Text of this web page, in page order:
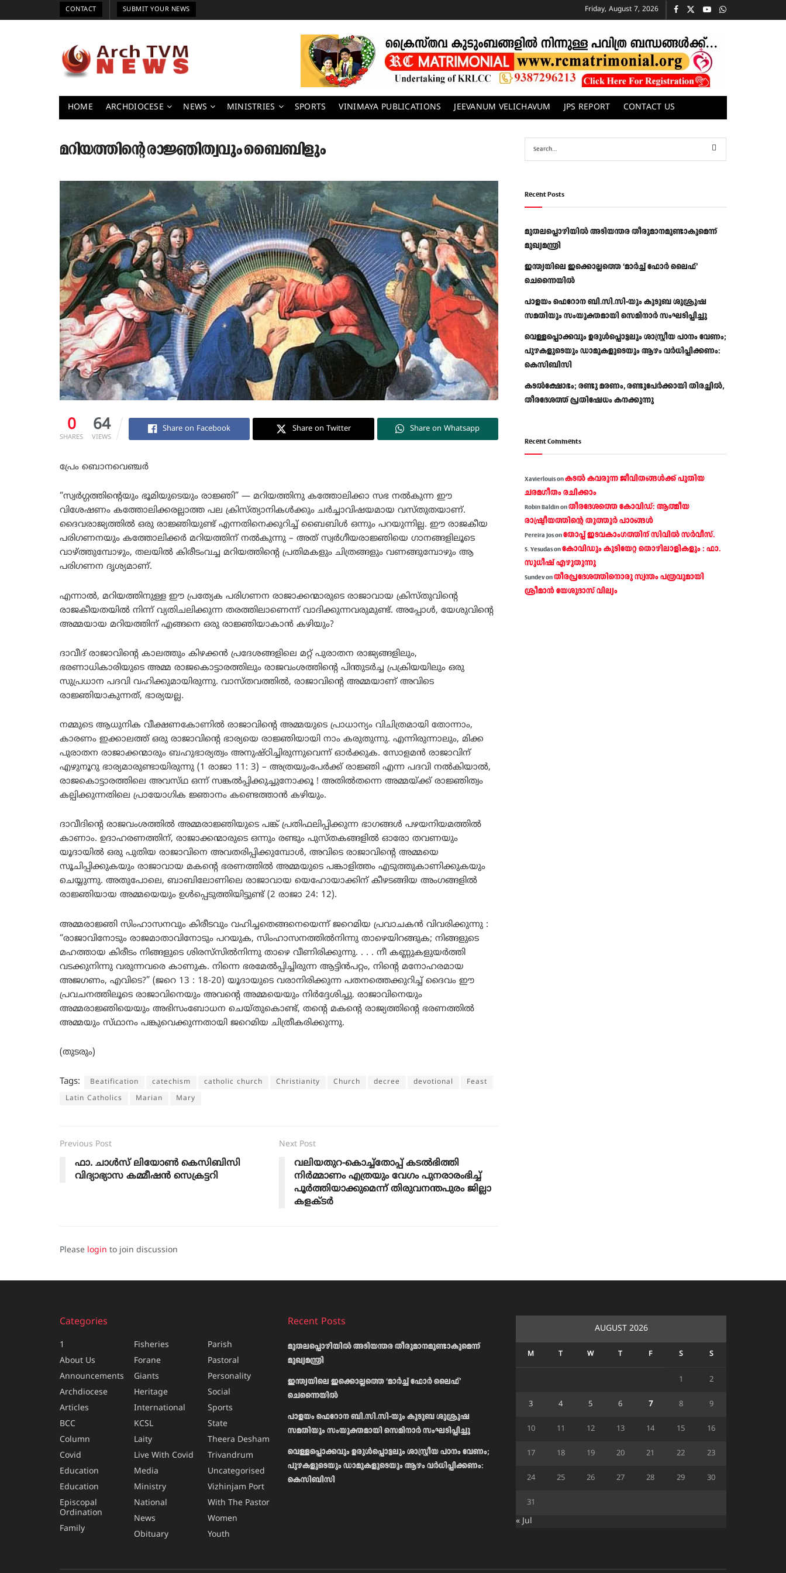
CONTACT SUBMIT YOUR NEWS Friday, August 7, 2026
HOME ARCHDIOCESE NEWS MINISTRIES SPORTS VINIMAYA PUBLICATIONS JEEVANUM VELICHAVUM JPS REPORT CONTACT US
മറിയത്തിന്റെ രാജ്ഞിത്വവും ബൈബിളും
0
SHARES
64
VIEWS
Share on Facebook Share on Twitter Share on Whatsapp
പ്രേം ബൊനവെഞ്ചർ
“സ്വർഗ്ഗത്തിന്റെയും ഭൂമിയുടെയും രാജ്ഞി” — മറിയത്തിനു കത്തോലിക്കാ സഭ നൽകുന്ന ഈ
വിശേഷണം കത്തോലിക്കരല്ലാത്ത പല ക്രിസ്ത്യാനികൾക്കും ചർച്ചാവിഷയമായ വസ്തുതയാണ്.
ദൈവരാജ്യത്തിൽ ഒരു രാജ്ഞിയുണ്ട് എന്നതിനെക്കുറിച്ച് ബൈബിൾ ഒന്നും പറയുന്നില്ല. ഈ രാജകീയ
പരിഗണനയും കത്തോലിക്കർ മറിയത്തിന് നൽകുന്നു – അത് സ്വർഗീയരാജ്ഞിയെ ഗാനങ്ങളിലൂടെ
വാഴ്ത്തുമ്പോഴും, തലയിൽ കിരീടംവച്ച മറിയത്തിന്റെ പ്രതിമകളും ചിത്രങ്ങളും വണങ്ങുമ്പോഴും ആ
പരിഗണന ദൃശ്യമാണ്.
എന്നാൽ, മറിയത്തിനുള്ള ഈ പ്രത്യേക പരിഗണന രാജാക്കന്മാരുടെ രാജാവായ ക്രിസ്തുവിന്റെ
രാജകീയതയിൽ നിന്ന് വ്യതിചലിക്കുന്ന തരത്തിലാണെന്ന് വാദിക്കുന്നവരുമുണ്ട്. അപ്പോൾ, യേശുവിന്റെ
അമ്മയായ മറിയത്തിന് എങ്ങനെ ഒരു രാജ്ഞിയാകാൻ കഴിയും?
ദാവീദ്‌ രാജാവിന്റെ കാലത്തും കിഴക്കൻ പ്രദേശങ്ങളിലെ മറ്റ് പുരാതന രാജ്യങ്ങളിലും,
ഭരണാധികാരിയുടെ അമ്മ രാജകൊട്ടാരത്തിലും രാജവംശത്തിന്റെ പിന്തുടർച്ച പ്രക്രിയയിലും ഒരു
സുപ്രധാന പദവി വഹിക്കുമായിരുന്നു. വാസ്തവത്തിൽ, രാജാവിന്റെ അമ്മയാണ് അവിടെ
രാജ്ഞിയാകുന്നത്, ഭാര്യയല്ല.
നമ്മുടെ ആധുനിക വീക്ഷണകോണിൽ രാജാവിന്റെ അമ്മയുടെ പ്രാധാന്യം വിചിത്രമായി തോന്നാം,
കാരണം ഇക്കാലത്ത് ഒരു രാജാവിന്റെ ഭാര്യയെ രാജ്ഞിയായി നാം കരുതുന്നു. എന്നിരുന്നാലും, മിക്ക
പുരാതന രാജാക്കന്മാരും ബഹുഭാര്യത്വം അനുഷ്ഠിച്ചിരുന്നുവെന്ന് ഓർക്കുക. സോളമൻ രാജാവിന്
എഴുനൂറു ഭാര്യമാരുണ്ടായിരുന്നു (1 രാജാ 11: 3) – അത്രയുംപേർക്ക് രാജ്ഞി എന്ന പദവി നൽകിയാൽ,
രാജകൊട്ടാരത്തിലെ അവസ്‌ഥ ഒന്ന് സങ്കൽപ്പിക്കുച്ചുനോക്കൂ ! അതിൽതന്നെ അമ്മയ്ക്ക് രാജ്ഞിത്വം
കല്പിക്കുന്നതിലെ പ്രായോഗിക ജ്ഞാനം കണ്ടെത്താൻ കഴിയും.
ദാവീദിന്റെ രാജവംശത്തിൽ അമ്മരാജ്ഞിയുടെ പങ്ക് പ്രതിഫലിപ്പിക്കുന്ന ഭാഗങ്ങൾ പഴയനിയമത്തിൽ
കാണാം. ഉദാഹരണത്തിന്, രാജാക്കന്മാരുടെ ഒന്നും രണ്ടും പുസ്തകങ്ങളിൽ ഓരോ തവണയും
യൂദായിൽ ഒരു പുതിയ രാജാവിനെ അവതരിപ്പിക്കുമ്പോൾ, അവിടെ രാജാവിന്റെ അമ്മയെ
സൂചിപ്പിക്കുകയും രാജാവായ മകന്റെ ഭരണത്തിൽ അമ്മയുടെ പങ്കാളിത്തം എടുത്തുകാണിക്കുകയും
ചെയ്യുന്നു. അതുപോലെ, ബാബിലോണിലെ രാജാവായ യെഹോയാക്കിന് കീഴടങ്ങിയ അംഗങ്ങളിൽ
രാജ്ഞിയായ അമ്മയെയും ഉൾപ്പെടുത്തിയിട്ടുണ്ട് (2 രാജാ 24: 12).
അമ്മരാജ്ഞി സിംഹാസനവും കിരീടവും വഹിച്ചതെങ്ങനെയെന്ന് ജറെമിയ പ്രവാചകൻ വിവരിക്കുന്നു :
“രാജാവിനോടും രാജമാതാവിനോടും പറയുക, സിംഹാസനത്തില്‍നിന്നു താഴെയിറങ്ങുക; നിങ്ങളുടെ
മഹത്തായ കിരീടം നിങ്ങളുടെ ശിരസ്‌സില്‍നിന്നു താഴെ വീണിരിക്കുന്നു. . . . നീ കണ്ണുകളുയര്‍ത്തി
വടക്കുനിന്നു വരുന്നവരെ കാണുക. നിന്നെ ഭരമേല്‍പ്പിച്ചിരുന്ന ആട്ടിന്‍പറ്റം, നിന്റെ മനോഹരമായ
അജഗണം, എവിടെ?” (ജറെ 13 : 18-20) യൂദായുടെ വരാനിരിക്കുന്ന പതനത്തെക്കുറിച്ച് ദൈവം ഈ
പ്രവചനത്തിലൂടെ രാജാവിനെയും അവന്റെ അമ്മയെയും നിർദ്ദേശിച്ചു. രാജാവിനെയും
അമ്മരാജ്ഞിയെയും അഭിസംബോധന ചെയ്തുകൊണ്ട്, തന്റെ മകന്റെ രാജ്യത്തിന്റെ ഭരണത്തിൽ
അമ്മയും സ്‌ഥാനം പങ്കുവെക്കുന്നതായി ജറെമിയ ചിത്രീകരിക്കുന്നു.
(തുടരും)
Tags: Beatification catechism catholic church Christianity Church decree devotional
Feast
Latin Catholics
Marian Mary
Previous Post
ഫാ. ചാൾസ് ലിയോൺ കെസിബിസി
വിദ്യാഭ്യാസ കമ്മീഷൻ സെക്രട്ടറി
Next Post
വലിയതുറ-കൊച്ച്തോപ്പ് കടൽഭിത്തി
നിർമ്മാണം എത്രയും വേഗം പുനരാരംഭിച്ച്
പൂർത്തിയാക്കുമെന്ന് തിരുവനന്തപുരം ജില്ലാ
കളക്ടർ
Please login to join discussion
Recent Posts
മുതലപ്പൊഴിയിൽ അടിയന്തര തീരുമാനമുണ്ടാകുമെന്ന്
മുഖ്യമന്ത്രി
ഇന്ത്യയിലെ ഇക്കൊല്ലത്തെ ‘മാർച്ച് ഫോർ ലൈഫ്’
ചെന്നൈയിൽ
പാളയം ഫെറോന ബി.സി.സി-യും കുടുബ ശുശ്രൂഷ
സമതിയും സംയുക്തമായി സെമിനാർ സംഘടിപ്പിച്ചു
വെള്ളപ്പൊക്കവും ഉരുള്‍പ്പൊട്ടലും ശാസ്ത്രീയ പഠനം വേണം;
പുഴകളുടെയും ഡാമുകളുടെയും ആഴം വര്‍ധിപ്പിക്കണം:
കെസിബിസി
കടൽക്ഷോഭം; രണ്ടു മരണം, രണ്ടുപേർക്കായി തിരച്ചിൽ,
തീരദേശത്ത് പ്രതിഷേധം കനക്കുന്നു
Recent Comments
Xavierlouisonകടല്‍ കവരുന്ന ജീവിതങ്ങള്‍ക്ക് പുതിയ
ചരമഗീതം രചിക്കാം
Robin Baldinonതീരദേശത്തെ കോവിഡ്: ആത്മീയ
രാഷ്ട്രീയത്തിന്റെ തൂത്തൂര്‍ പാഠങ്ങൾ
Pereira Josonതോപ്പ് ഇടവകാംഗത്തിന് സിവിൽ സർവീസ്.
S. Yesudasonകോവിഡും കുടിയേറ്റ തൊഴിലാളികളും : ഫാ.
സുധീഷ് എഴുതുന്നു
Sundevonതീരപ്രദേശത്തിനൊരു സ്വന്തം പത്രവുമായി
ശ്രീമാന്‍ യേശുദാസ് വില്യം
Categories
1
About Us
Announcements
Archdiocese
Articles
BCC
Column
Covid
Education
Education
Episcopal
Ordination
Family
Fisheries
Forane
Giants
Heritage
International
KCSL
Laity
Live With Covid
Media
Ministry
National
News
Obituary
Parish
Pastoral
Personality
Social
Sports
State
Theera Desham
Trivandrum
Uncategorised
Vizhinjam Port
With The Pastor
Women
Youth
Recent Posts
മുതലപ്പൊഴിയിൽ അടിയന്തര തീരുമാനമുണ്ടാകുമെന്ന്
മുഖ്യമന്ത്രി
ഇന്ത്യയിലെ ഇക്കൊല്ലത്തെ ‘മാർച്ച് ഫോർ ലൈഫ്’
ചെന്നൈയിൽ
പാളയം ഫെറോന ബി.സി.സി-യും കുടുബ ശുശ്രൂഷ
സമതിയും സംയുക്തമായി സെമിനാർ സംഘടിപ്പിച്ചു
വെള്ളപ്പൊക്കവും ഉരുള്‍പ്പൊട്ടലും ശാസ്ത്രീയ പഠനം വേണം;
പുഴകളുടെയും ഡാമുകളുടെയും ആഴം വര്‍ധിപ്പിക്കണം:
കെസിബിസി
AUGUST 2026
M T W T F S S
1 2
3 4 5 6 7 8 9
10 11 12 13 14 15 16
17 18 19 20 21 22 23
24 25 26 27 28 29 30
31
« Jul